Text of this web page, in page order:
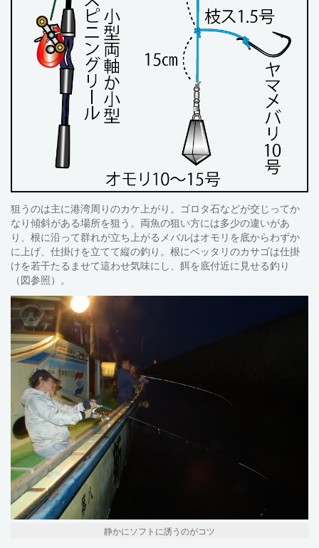
狙うのは主に港湾周りのカケ上がり。ゴロタ石などが交じってか
なり傾斜がある場所を狙う。両魚の狙い方には多少の違いがあ
り、根に沿って群れが立ち上がるメバルはオモリを底からわずか
に上げ、仕掛けを立てて縦の釣り。根にベッタリのカサゴは仕掛
けを若干たるませて這わせ気味にし、餌を底付近に見せる釣り
（図参照）。
静かにソフトに誘うのがコツ